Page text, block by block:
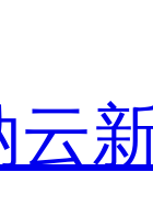
云